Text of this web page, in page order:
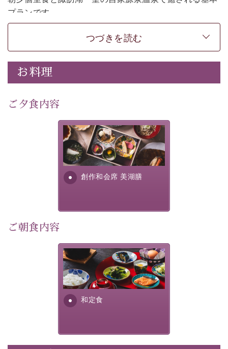
プランです。
諏訪湖を眺めながら幽玄な装飾の館内で静かに寛いでお
-----------【安心への取り組み】----------
個室料亭、貸切風呂のご利用が可能な上、 安心安全にご
滞在いただけるよう
30項目以上からなる独自の衛生・消毒プログラムの基、
徹底した衛生管理を行っております。
---------------------------------------------
・朝夕個室料亭で個室食
・諏訪大社4社を巡る無料参拝バス（事前予約制）
・館内着をご用意
・環境に配慮したアメニティをご用意
・館内フリーWi-Fi
・チェックイン15時、チェックアウト10時
・朝夕個室料亭で個室食
・夕食は地産地消の創作和会席 美湖膳（二十四節気と
・朝食はこだわりの味噌汁をはじめとした和定食
つづきを読む
お料理
ご夕食内容
創作和会席 美湖膳
美湖膳とは諏訪の地で特別を
提供する為に料理長・神原 裕
明が考え出した創作和会席で
す。美しい諏訪湖の幸...
ご朝食内容
和定食
さっぱりとした和食膳に使わ
れる食材は、諏訪の名産品を
ふんだんに取り入れ、安心・
安全を心掛けた長野県産...